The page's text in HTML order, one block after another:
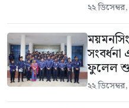
২২
ফুলেল
২২